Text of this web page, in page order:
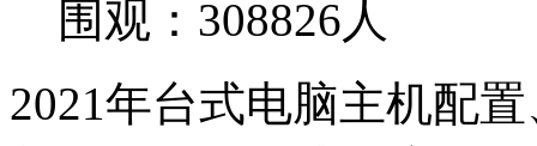
围观：308826人
2021年台式电脑主机配